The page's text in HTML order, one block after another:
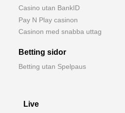
Casino utan BankID
Pay N Play casinon
Casinon med snabba uttag
Betting sidor
Betting utan Spelpaus
Live